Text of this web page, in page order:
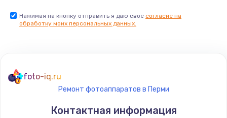
Заказать
Замена термостата
1200 руб.
Нажимая на кнопку отправить я даю свое согласие на
обработку моих персональных данных.
foto-iq.ru
Ремонт фотоаппаратов в Перми
Контактная информация